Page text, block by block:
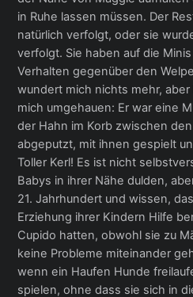
in Ruhe lassen müssen. Der
natürlich verfolgt, oder sie
verfolgt. Sie haben auf die
Verhalten gegenüber den
wundert mich nichts mehr,
mich umgehauen: Er war eine
der Hahn im Korb zwischen
abgeputzt, mit ihnen gespielt
Toller Kerl! Es ist nicht
Babys in ihrer Nähe dulden,
21. Jahrhundert und wissen,
Erziehung ihrer Kindern Hilfe
Cupido hatten, obwohl sie zu
keine Probleme miteinander
wenn ein Haufen Hunde
spielen, ohne dass sie sich in